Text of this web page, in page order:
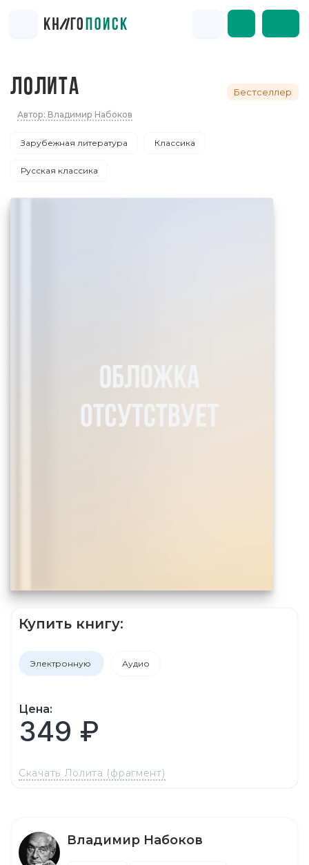
ЛОЛИТА Бестселлер
Автор: Владимир Набоков
Зарубежная литература Классика
Русская классика
Купить книгу:
Электронную Аудио
Цена:
349 ₽
Скачать Лолита (фрагмент)
Владимир Набоков